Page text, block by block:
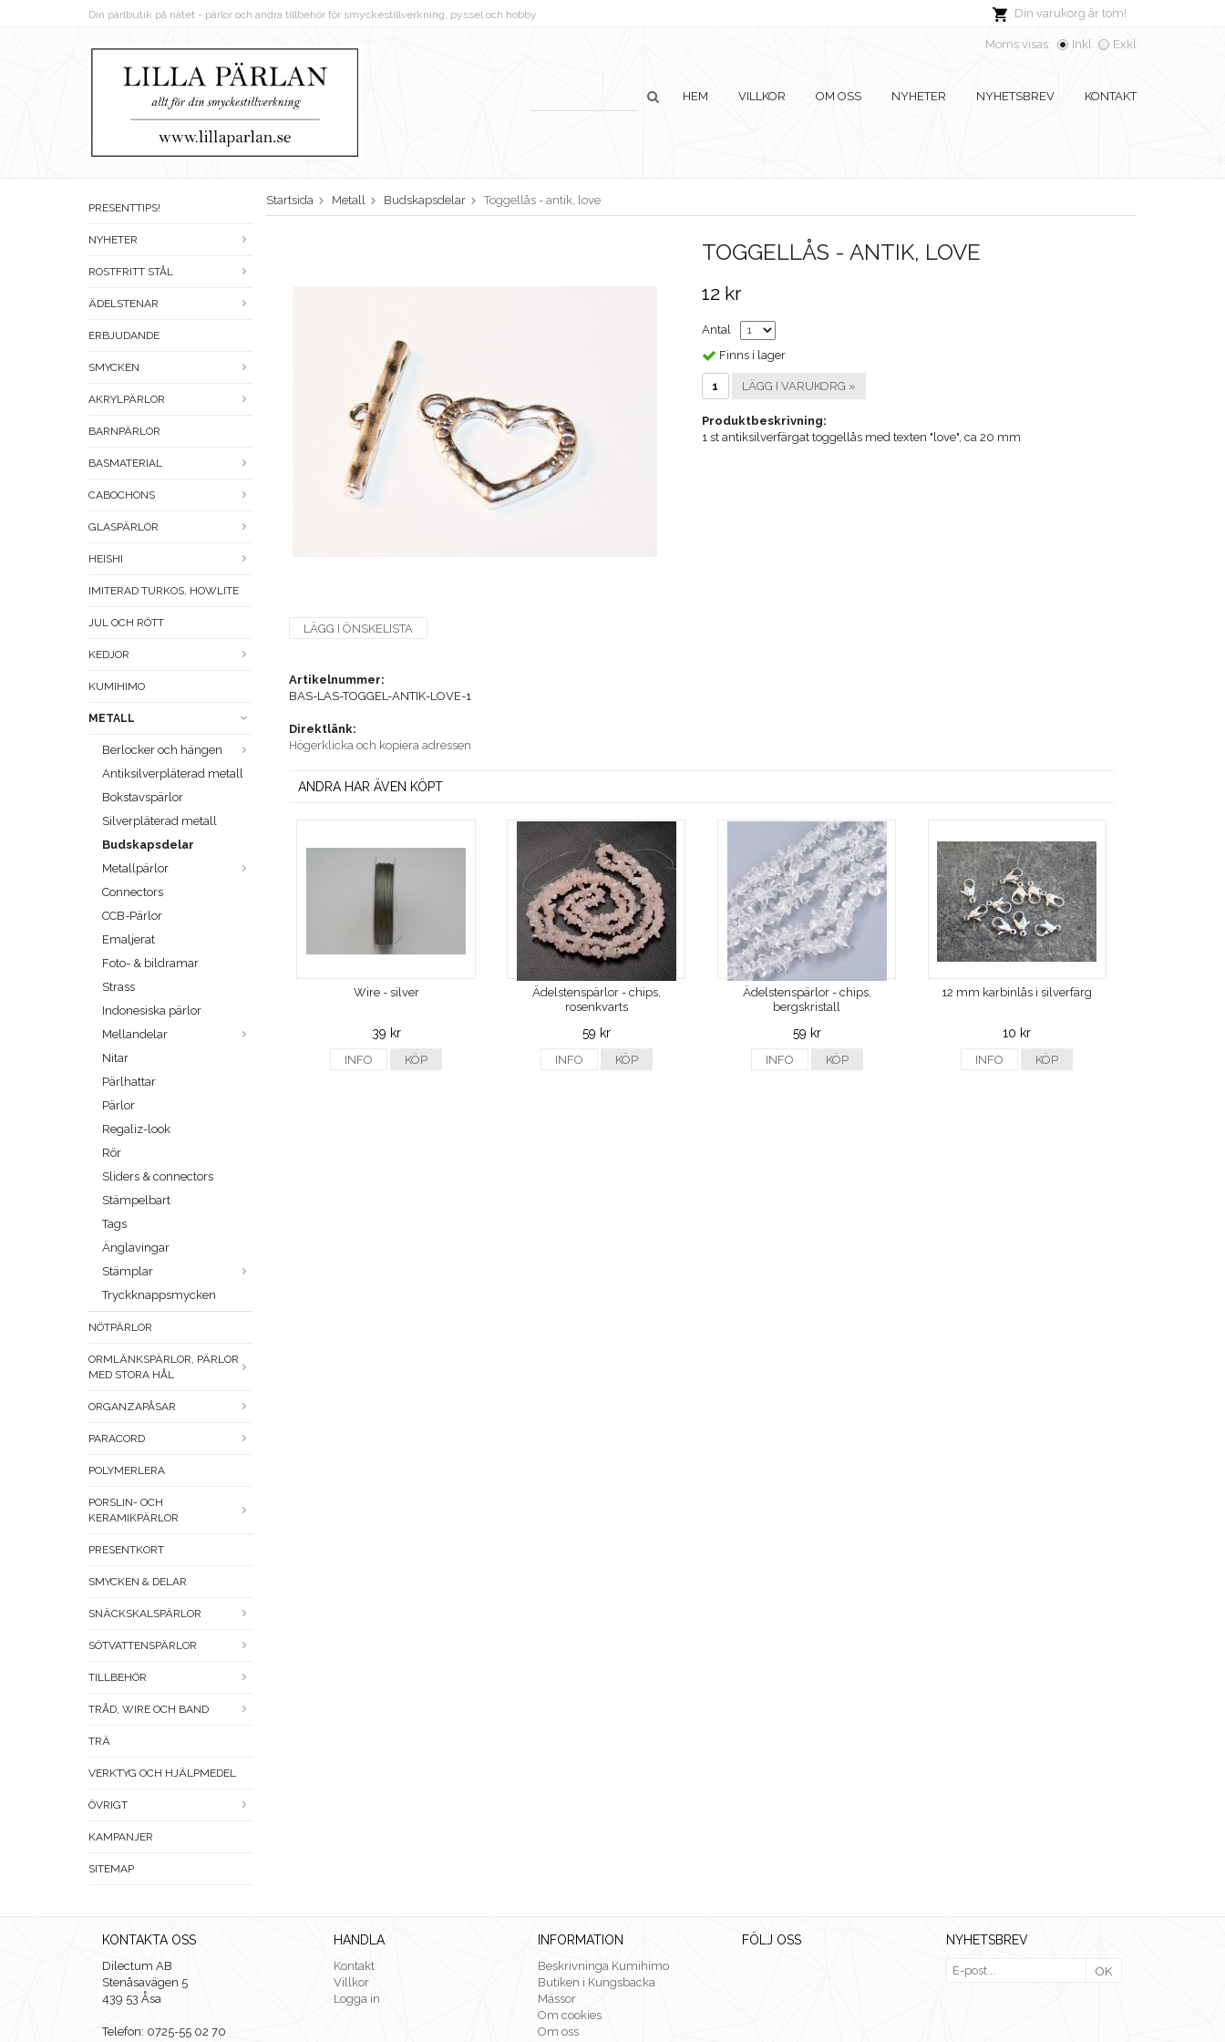
Din varukorg är tom!
Din pärlbutik på nätet - pärlor och andra tillbehör för smyckestillverkning, pyssel och hobby
Moms visas: Inkl Exkl
HEM VILLKOR OM OSS NYHETER NYHETSBREV KONTAKT
PRESENTTIPS!
NYHETER
ROSTFRITT STÅL
ÄDELSTENAR
ERBJUDANDE
SMYCKEN
AKRYLPÄRLOR
BARNPÄRLOR
BASMATERIAL
CABOCHONS
GLASPÄRLOR
HEISHI
IMITERAD TURKOS, HOWLITE
JUL OCH RÖTT
KEDJOR
KUMIHIMO
METALL
Berlocker och hängen
Antiksilverpläterad metall
Bokstavspärlor
Silverpläterad metall
Budskapsdelar
Metallpärlor
Connectors
CCB-Pärlor
Emaljerat
Foto- & bildramar
Strass
Indonesiska pärlor
Mellandelar
Nitar
Pärlhattar
Pärlor
Regaliz-look
Rör
Sliders & connectors
Stämpelbart
Tags
Änglavingar
Stämplar
Tryckknappsmycken
NÖTPÄRLOR
ORMLÄNKSPÄRLOR, PÄRLOR
MED STORA HÅL
ORGANZAPÅSAR
PARACORD
POLYMERLERA
PORSLIN- OCH
KERAMIKPÄRLOR
PRESENTKORT
SMYCKEN & DELAR
SNÄCKSKALSPÄRLOR
SÖTVATTENSPÄRLOR
TILLBEHÖR
TRÅD, WIRE OCH BAND
TRÄ
VERKTYG OCH HJÄLPMEDEL
ÖVRIGT
KAMPANJER
SITEMAP
Startsida Metall Budskapsdelar Toggellås - antik, love
TOGGELLÅS - ANTIK, LOVE
12 kr
Antal
Finns i lager
LÄGG I VARUKORG »
Produktbeskrivning:
1 st antiksilverfärgat toggellås med texten "love", ca 20 mm
LÄGG I ÖNSKELISTA
Artikelnummer:
BAS-LAS-TOGGEL-ANTIK-LOVE-1
Direktlänk:
Högerklicka och kopiera adressen
ANDRA HAR ÄVEN KÖPT
Wire - silver
39 kr
INFO KÖP
Ädelstenspärlor - chips,
rosenkvarts
59 kr
INFO KÖP
Ädelstenspärlor - chips,
bergskristall
59 kr
INFO KÖP
12 mm karbinlås i silverfärg
10 kr
INFO KÖP
KONTAKTA OSS
Dilectum AB
Stenåsavägen 5
439 53 Åsa
Telefon: 0725-55 02 70
HANDLA
Kontakt
Villkor
Logga in
INFORMATION
Beskrivninga Kumihimo
Butiken i Kungsbacka
Mässor
Om cookies
Om oss
FÖLJ OSS NYHETSBREV
OK